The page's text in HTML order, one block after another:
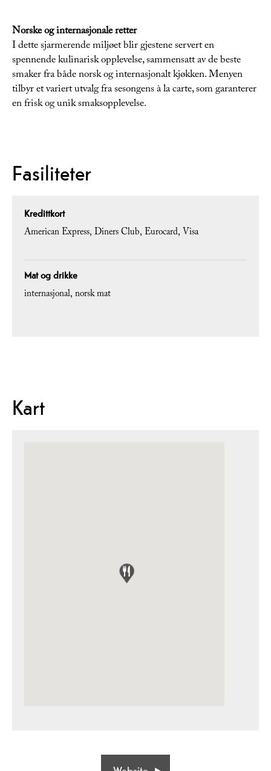
Norske og internasjonale retter
I dette sjarmerende miljøet blir gjestene servert en
spennende kulinarisk opplevelse, sammensatt av de beste
smaker fra både norsk og internasjonalt kjøkken. Menyen
tilbyr et variert utvalg fra sesongens à la carte, som garanterer
en frisk og unik smaksopplevelse.
Fasiliteter
Kredittkort
American Express Diners Club Eurocard Visa
Mat og drikke
internasjonal norsk mat
Kart